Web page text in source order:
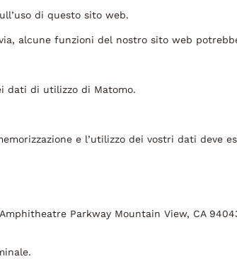
di questo sito web.
alcune funzioni del nostro sito web
dati di utilizzo di Matomo.
e l’utilizzo dei vostri dati deve
Parkway Mountain View, CA